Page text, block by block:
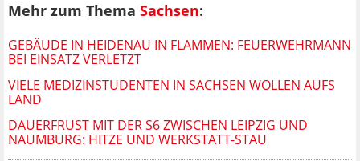
Mehr zum Thema Sachsen:
GEBÄUDE IN HEIDENAU IN FLAMMEN: FEUERWEHRMANN
BEI EINSATZ VERLETZT
VIELE MEDIZINSTUDENTEN IN SACHSEN WOLLEN AUFS
LAND
DAUERFRUST MIT DER S6 ZWISCHEN LEIPZIG UND
NAUMBURG: HITZE UND WERKSTATT-STAU